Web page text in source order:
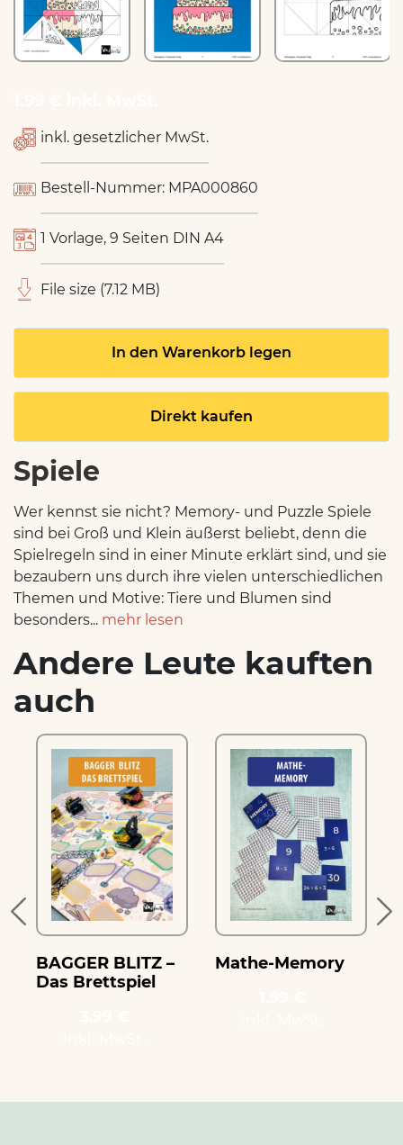
inkl. gesetzlicher MwSt.
Bestell-Nummer: MPA000860
1 Vorlage, 9 Seiten DIN A4
File size (7.12 MB)
In den Warenkorb legen
Direkt kaufen
Spiele
Wer kennst sie nicht? Memory- und Puzzle Spiele
sind bei Groß und Klein äußerst beliebt, denn die
Spielregeln sind in einer Minute erklärt sind, und sie
bezaubern uns durch ihre vielen unterschiedlichen
Themen und Motive: Tiere und Blumen sind
besonders... mehr lesen
Andere Leute kauften
auch
BAGGER BLITZ –
Das Brettspiel
Mathe-Memory